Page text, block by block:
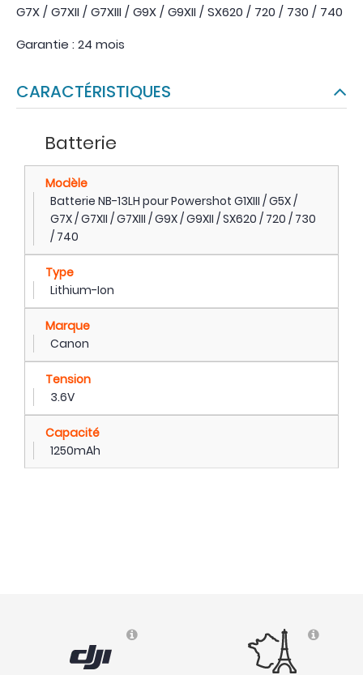
G7X / G7XII / G7XIII / G9X / G9XII / SX620 / 720 / 730 / 740
Garantie : 24 mois
CARACTÉRISTIQUES
Batterie
Modèle
Batterie NB-13LH pour Powershot G1XIII / G5X /
G7X / G7XII / G7XIII / G9X / G9XII / SX620 / 720 / 730
/ 740
Type
Lithium-Ion
Marque
Canon
Tension
3.6V
Capacité
1250mAh